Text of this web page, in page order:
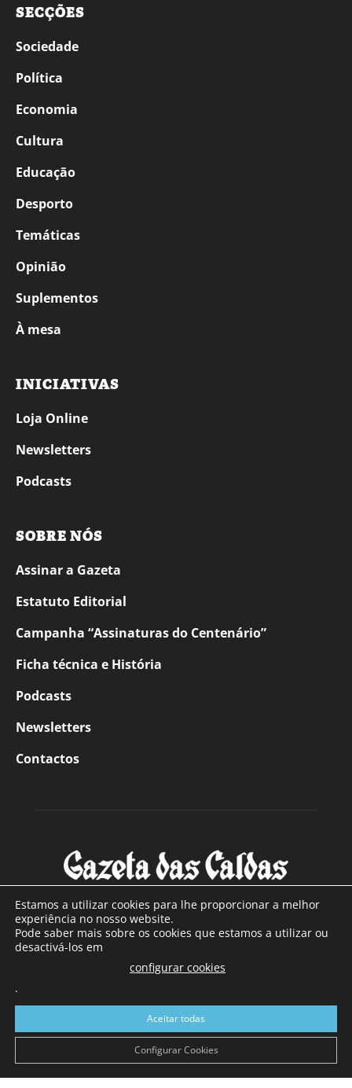
SECÇÕES
Sociedade
Política
Economia
Cultura
Educação
Desporto
Temáticas
Opinião
Suplementos
À mesa
INICIATIVAS
Loja Online
Newsletters
Podcasts
SOBRE NÓS
Assinar a Gazeta
Estatuto Editorial
Campanha “Assinaturas do Centenário”
Ficha técnica e História
Podcasts
Newsletters
Contactos
SOBRE NÓS
Com sede nas Caldas da Rainha e mais de 90 anos de
a sul de distrito de Leiria, com mais de 40.000 leitores por
toda a região Oeste. Jornal com distribuição em Portugal
Continental e assinatura online.
Estamos a utilizar cookies para lhe proporcionar a melhor
experiência no nosso website.
Pode saber mais sobre os cookies que estamos a utilizar ou
desactivá-los em
configurar cookies
.
Aceitar todas
Configurar Cookies